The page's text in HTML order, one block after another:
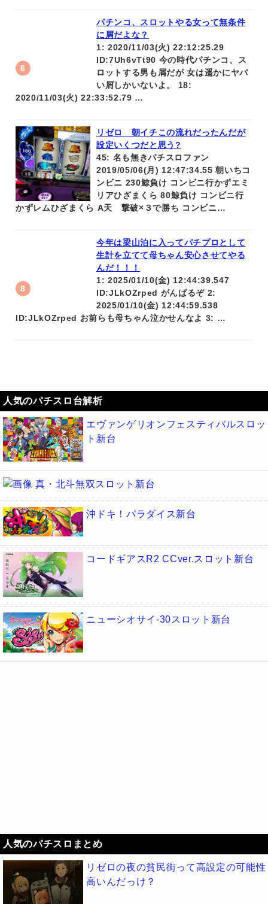
パチンコ、スロットやる女って無条件
に屑だよな？
1: 2020/11/03(火) 22:12:25.29
ID:7Uh6vTt90 今の時代パチンコ、ス
ロットする男も屑だが 女は遥かにヤバ
い屑しかいないよ。 18:
2020/11/03(火) 22:33:52.79 …
リゼロ 朝イチこの流れだったんだが
設定いくつだと思う?
45: 名も無きパチスロファン
2019/05/06(月) 12:47:34.55 朝いちコ
ンビニ 230鯨負け コンビニ行かずエミ
リアひざまくら 80鯨負け コンビニ行
かずレムひざまくら A天 撃破×３で勝ち コンビニ…
今年は梁山泊に入ってパチプロとして
生計を立てて母ちゃん安心させてやる
んだ！！！
1: 2025/01/10(金) 12:44:39.547
ID:JLkOZrped がんばるぞ 2:
2025/01/10(金) 12:44:59.538
ID:JLkOZrped お前らも母ちゃん泣かせんなよ 3: …
人気のパチスロ台解析
エヴァンゲリオンフェスティバルスロッ
ト新台
真・北斗無双スロット新台
沖ドキ！パラダイス新台
コードギアスR2 CCver.スロット新台
ニューシオサイ-30スロット新台
人気のパチスロまとめ
リゼロの夜の貧民街って高設定の可能性
高いんだっけ？